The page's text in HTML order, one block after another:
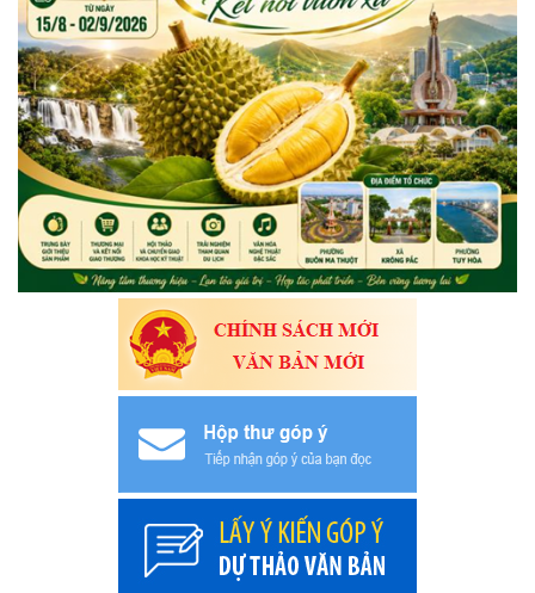
Số29 + 30ngày 04/02/2026
Số27 + 28ngày 04/02/2026
Số25 + 26ngày 04/02/2026
Số23 + 24 ngày 04/02/2026
Số21 + 22ngày 04/02/2026
Số 19 + 20ngày 04/02/2026
Số17 + 18ngày 04/02/2026
15 +16ngày 04/02/2026
ngày 22/01/2026
ngày 16/01/2026
ngày 15/01/2026
ngày 12/01/2026
ngày 12/01/2026
ngày 10/01/2026
ngày 10/01/2026
ngày 09/01/2026